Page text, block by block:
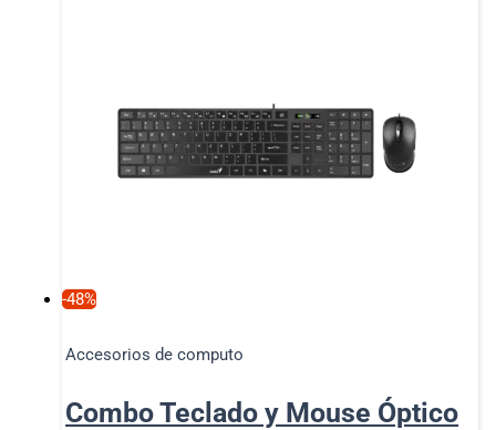
-48%
Accesorios de computo
Combo Teclado y Mouse Óptico